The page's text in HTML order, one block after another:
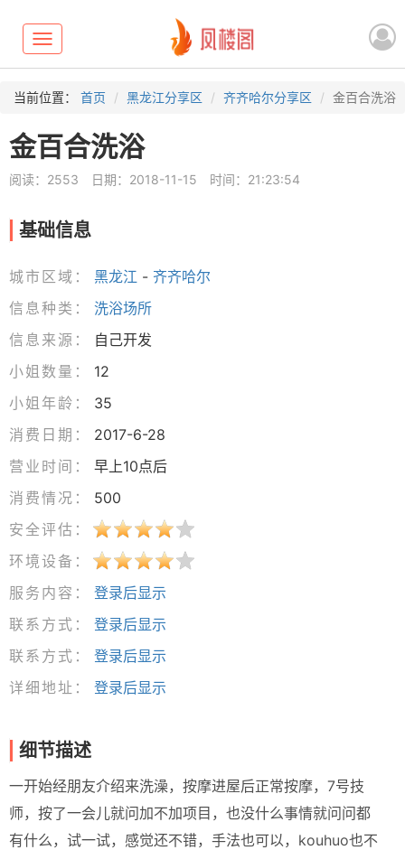
Toggle
navigation
当前位置： 首页 黑龙江分享区 齐齐哈尔分享区 金百合洗浴
金百合洗浴
阅读：2553 日期：2018-11-15 时间：21:23:54
基础信息
城市区域： 黑龙江 - 齐齐哈尔
信息种类：
洗浴场所
信息来源：
自己开发
小姐数量：
12
小姐年龄：
35
消费日期：
2017-6-28
营业时间：
早上10点后
消费情况：
500
安全评估：
环境设备：
服务内容：
登录后显示
联系方式：
登录后显示
联系方式：
登录后显示
详细地址：
登录后显示
细节描述
一开始经朋友介绍来洗澡，按摩进屋后正常按摩，7号技
师，按了一会儿就问加不加项目，也没什么事情就问问都
有什么，试一试，感觉还不错，手法也可以，kouhuo也不